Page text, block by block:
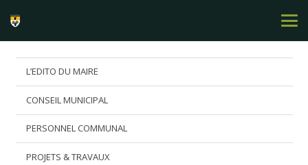
L’EDITO DU MAIRE
CONSEIL MUNICIPAL
PERSONNEL COMMUNAL
PROJETS & TRAVAUX